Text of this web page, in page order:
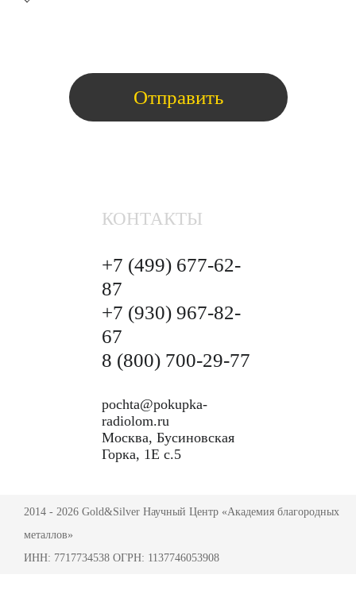
КОНТАКТЫ
+7 (499) 677-62-
87
+7 (930) 967-82-
67
8 (800) 700-29-77
pochta@pokupka-
radiolom.ru
Москва, Бусиновская
Горка, 1Е с.5
2014 - 2026 Gold&Silver Научный Центр «Академия благородных
металлов»
ИНН: 7717734538 ОГРН: 1137746053908